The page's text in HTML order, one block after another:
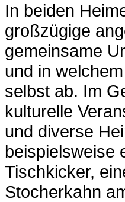
In beiden
großzügige
gemeinsame
und in
selbst ab. Im
kulturelle
und diverse
beispielsweise
Tischkicker,
Stocherkahn